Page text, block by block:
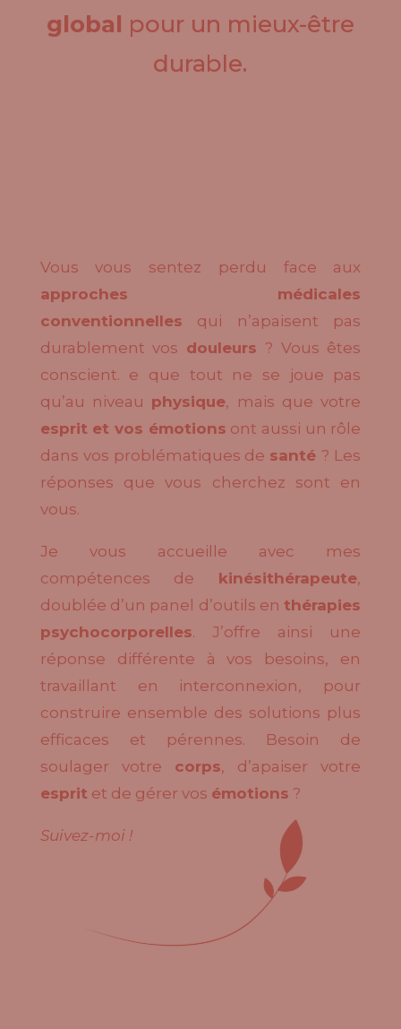
global pour un mieux-être
durable.
Vous vous sentez perdu face aux
approches médicales
conventionnelles qui n’apaisent pas
durablement vos douleurs ? Vous êtes
conscient. e que tout ne se joue pas
qu’au niveau physique, mais que votre
esprit et vos émotions ont aussi un rôle
dans vos problématiques de santé ? Les
réponses que vous cherchez sont en
vous.
Je vous accueille avec mes
compétences de kinésithérapeute,
doublée d’un panel d’outils enthérapies
psychocorporelles. J’offre ainsi une
réponse différente à vos besoins, en
travaillant en interconnexion, pour
construire ensemble des solutions plus
efficaces et pérennes. Besoin de
soulager votre corps, d’apaiser votre
esprit et de gérer vos émotions ?
Suivez-moi !